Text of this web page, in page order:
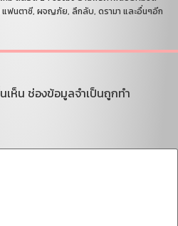
แฟนตาซี, ผจญภัย, ลึกลับ, ดรามา และอื่นๆอีก
เห็น ช่องข้อมูลจำเป็นถูกทำ